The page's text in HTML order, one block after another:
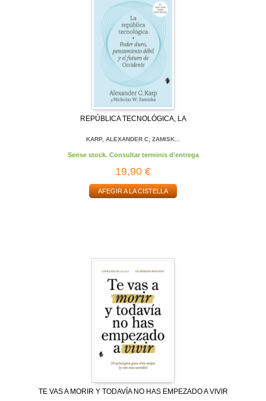
REPÚBLICA TECNOLÓGICA, LA
KARP, ALEXANDER C; ZAMISK...
Sense stock. Consultar terminis d'entrega
19,90 €
AFEGIR A LA CISTELLA
TE VAS A MORIR Y TODAVÍA NO HAS EMPEZADO A VIVIR